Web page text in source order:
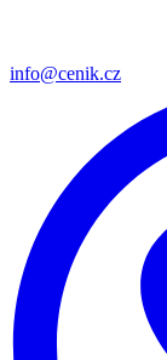
info@cenik.cz